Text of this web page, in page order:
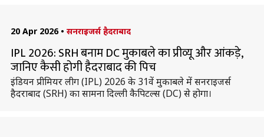
20 Apr 2026 • सनराइजर्स हैदराबाद
IPL 2026: SRH बनाम DC मुकाबले का प्रीव्यू और आंकड़े,
जानिए कैसी होगी हैदराबाद की पिच
इंडियन प्रीमियर लीग (IPL) 2026 के 31वें मुकाबले में सनराइजर्स
हैदराबाद (SRH) का सामना दिल्ली कैपिटल्स (DC) से होगा।